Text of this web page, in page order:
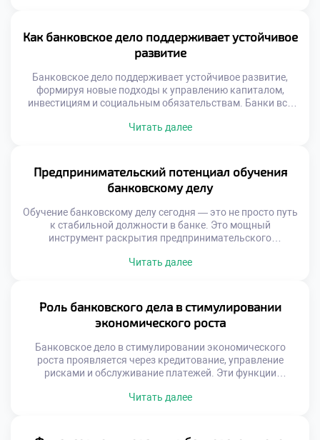
доверительные отношения с клиентами, быстро
адаптироваться к изменениям и принимать
обоснованные […]
Как банковское дело поддерживает устойчивое
развитие
Банковское дело поддерживает устойчивое развитие,
формируя новые подходы к управлению капиталом,
инвестициям и социальным обязательствам. Банки всё
управленческие риски при принятии решений. Это
и устойчивой экономики. Раньше банки воспринимались
как нейтральные посредники. Сейчас они превращаются
[…]
Читать далее
Предпринимательский потенциал обучения
банковскому делу
Обучение банковскому делу сегодня — это не просто путь
к стабильной должности в банке. Это мощный
инструмент раскрытия предпринимательского
получают не только знания о финансовых операциях, но и
делу в техникумах всё чаще строятся с учётом
современных вызовов. Они […]
Читать далее
Роль банковского дела в стимулировании
экономического роста
Банковское дело в стимулировании экономического
роста проявляется через кредитование, управление
рисками и обслуживание платежей. Эти функции
улучшать качество жизни. Когда банки эффективно
поступлений и создании новых рабочих мест.
Читать далее